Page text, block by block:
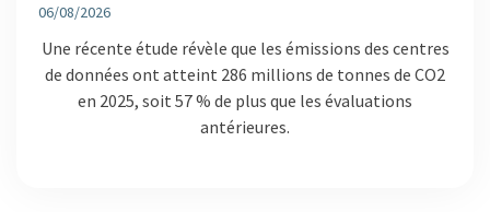
06/08/2026
Une récente étude révèle que les émissions des centres
de données ont atteint 286 millions de tonnes de CO2
en 2025, soit 57 % de plus que les évaluations
antérieures.